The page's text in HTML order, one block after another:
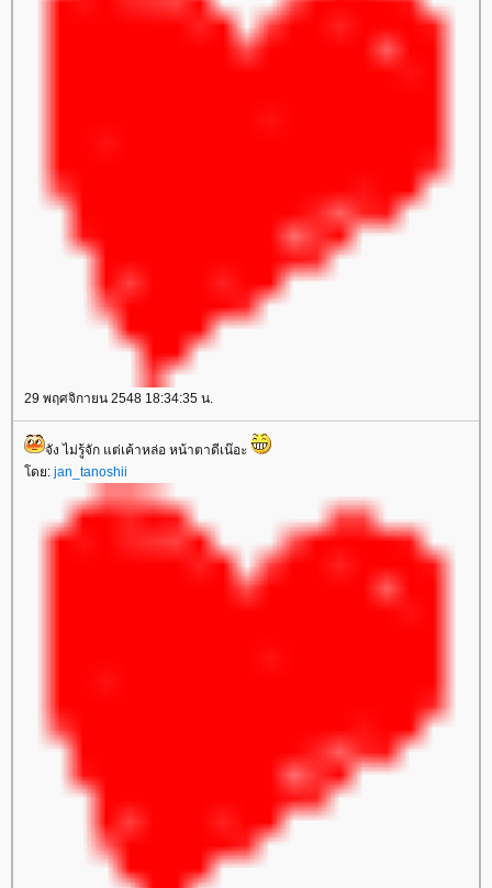
29 พฤศจิกายน 2548 18:34:35 น.
จัง ไม่รู้จัก แต่เค้าหล่อ หน้าตาดีเน๊อะ
ดย: jan_tanoshii